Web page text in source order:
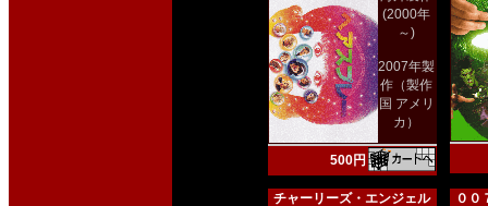
(2000年
～)
2007年製
作（製作
国 アメリ
カ）
500円
チャーリーズ・エンジェル ００